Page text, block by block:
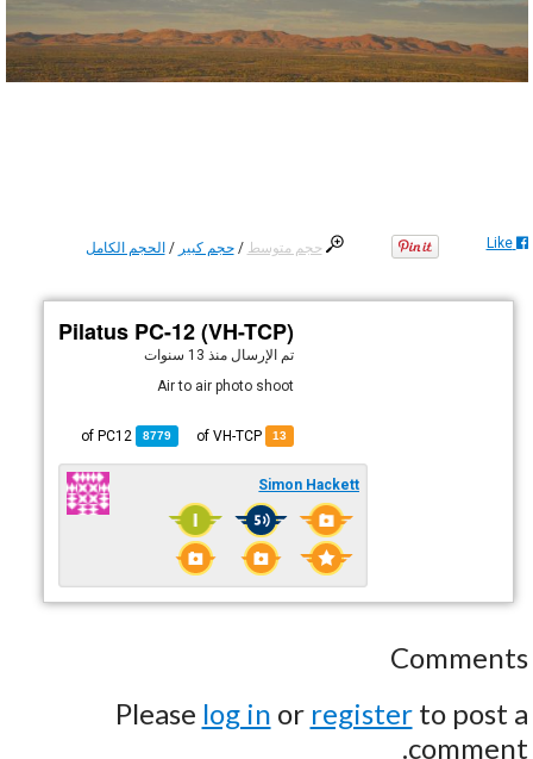
حجم متوسط /حجم كبير /الحجم الكامل Like
Pilatus PC-12 (VH-TCP)
تم الإرسال منذ 13 سنوات
Air to air photo shoot
13
8779
PC12
Simon Hackett
Comments
Please log in or registerto post a
comment.